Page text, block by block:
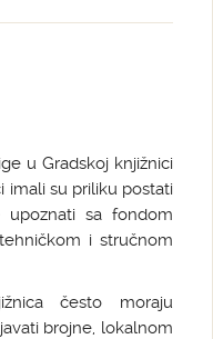
u Gradskoj knjižnici
imali su priliku postati
sa fondom
i stručnom
često moraju
brojne, lokalnom